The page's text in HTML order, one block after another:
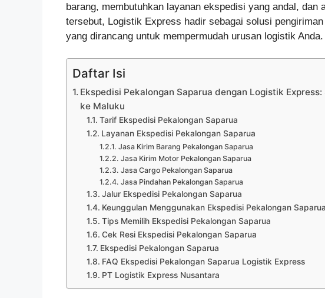
barang, membutuhkan layanan ekspedisi yang andal, dan
tersebut, Logistik Express hadir sebagai solusi
yang dirancang untuk mempermudah urusan logistik Anda.
Daftar Isi
Ekspedisi Pekalongan Saparua dengan Logistik
ke Maluku
Tarif Ekspedisi Pekalongan Saparua
Layanan Ekspedisi Pekalongan Saparua
Jasa Kirim Barang Pekalongan Saparua
Jasa Kirim Motor Pekalongan Saparua
Jasa Cargo Pekalongan Saparua
Jasa Pindahan Pekalongan Saparua
Jalur Ekspedisi Pekalongan Saparua
Keunggulan Menggunakan Ekspedisi Pekalongan
Tips Memilih Ekspedisi Pekalongan Saparua
Cek Resi Ekspedisi Pekalongan Saparua
Ekspedisi Pekalongan Saparua
FAQ Ekspedisi Pekalongan Saparua Logistik Express
PT Logistik Express Nusantara